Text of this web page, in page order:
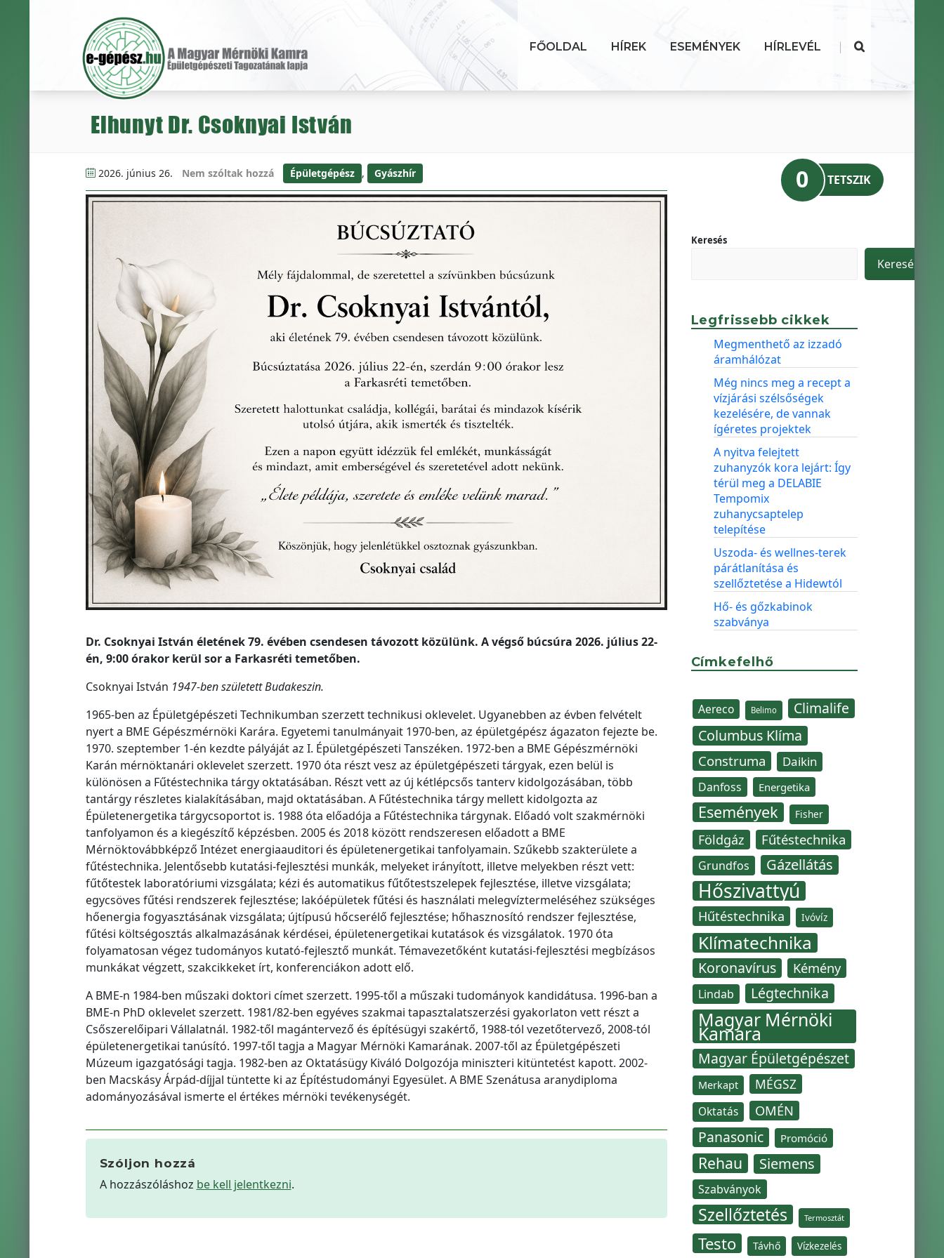
FŐOLDAL HÍREK ESEMÉNYEK HÍRLEVÉL |
Elhunyt Dr. Csoknyai István
2026. június 26. Nem szóltak hozzá Épületgépész , Gyászhír
Dr. Csoknyai István életének 79. évében csendesen távozott közülünk. A végső búcsúra 2026. július 22-
én, 9:00 órakor kerül sor a Farkasréti temetőben.
Csoknyai István 1947-ben született Budakeszin.
1965-ben az Épületgépészeti Technikumban szerzett technikusi oklevelet. Ugyanebben az évben felvételt
nyert a BME Gépészmérnöki Karára. Egyetemi tanulmányait 1970-ben, az épületgépész ágazaton fejezte be.
1970. szeptember 1-én kezdte pályáját az I. Épületgépészeti Tanszéken. 1972-ben a BME Gépészmérnöki
Karán mérnöktanári oklevelet szerzett. 1970 óta részt vesz az épületgépészeti tárgyak, ezen belül is
különösen a Fűtéstechnika tárgy oktatásában. Részt vett az új kétlépcsős tanterv kidolgozásában, több
tantárgy részletes kialakításában, majd oktatásában. A Fűtéstechnika tárgy mellett kidolgozta az
Épületenergetika tárgycsoportot is. 1988 óta előadója a Fűtéstechnika tárgynak. Előadó volt szakmérnöki
tanfolyamon és a kiegészítő képzésben. 2005 és 2018 között rendszeresen előadott a BME
Mérnöktovábbképző Intézet energiaauditori és épületenergetikai tanfolyamain. Szűkebb szakterülete a
fűtéstechnika. Jelentősebb kutatási-fejlesztési munkák, melyeket irányított, illetve melyekben részt vett:
fűtőtestek laboratóriumi vizsgálata; kézi és automatikus fűtőtestszelepek fejlesztése, illetve vizsgálata;
egycsöves fűtési rendszerek fejlesztése; lakóépületek fűtési és használati melegvíztermeléséhez szükséges
hőenergia fogyasztásának vizsgálata; újtípusú hőcserélő fejlesztése; hőhasznosító rendszer fejlesztése,
fűtési költségosztás alkalmazásának kérdései, épületenergetikai kutatások és vizsgálatok. 1970 óta
folyamatosan végez tudományos kutató-fejlesztő munkát. Témavezetőként kutatási-fejlesztési megbízásos
munkákat végzett, szakcikkeket írt, konferenciákon adott elő.
A BME-n 1984-ben műszaki doktori címet szerzett. 1995-től a műszaki tudományok kandidátusa. 1996-ban a
BME-n PhD oklevelet szerzett. 1981/82-ben egyéves szakmai tapasztalatszerzési gyakorlaton vett részt a
Csőszerelőipari Vállalatnál. 1982-től magántervező és építésügyi szakértő, 1988-tól vezetőtervező, 2008-tól
épületenergetikai tanúsító. 1997-től tagja a Magyar Mérnöki Kamarának. 2007-től az Épületgépészeti
Múzeum igazgatósági tagja. 1982-ben az Oktatásügy Kiváló Dolgozója miniszteri kitüntetést kapott. 2002-
ben Macskásy Árpád-díjjal tüntette ki az Építéstudományi Egyesület. A BME Szenátusa aranydiploma
adományozásával ismerte el értékes mérnöki tevékenységét.
Szóljon hozzá
A hozzászóláshoz be kell jelentkezni.
0 TETSZIK
Keresés
Keresés
Legfrissebb cikkek
Megmenthető az izzadó
áramhálózat
Még nincs meg a recept a
vízjárási szélsőségek
kezelésére, de vannak
ígéretes projektek
A nyitva felejtett
zuhanyzók kora lejárt: Így
térül meg a DELABIE
Tempomix
zuhanycsaptelep
telepítése
Uszoda- és wellnes-terek
párátlanítása és
szellőztetése a Hidewtól
Hő- és gőzkabinok
szabványa
Címkefelhő
Aereco Belimo
Climalife
Columbus Klíma
Construma Daikin
Danfoss Energetika
Események Fisher
Földgáz Fűtéstechnika
Grundfos Gázellátás
Hőszivattyú
Hűtéstechnika Ivóvíz
Klímatechnika
Koronavírus Kémény
Lindab Légtechnika
Magyar Mérnöki
Kamara
Magyar Épületgépészet
Merkapt MÉGSZ
Oktatás OMÉN
Panasonic Promóció
Rehau Siemens
Szabványok
Szellőztetés Termosztát
Testo Távhő Vízkezelés